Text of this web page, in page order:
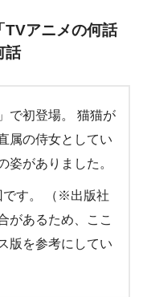
TVアニメの何話
話
で初登場。 猫猫が
属の侍女としてい
姿がありました。
です。 （※出版社
があるため、ここ
版を参考にしてい